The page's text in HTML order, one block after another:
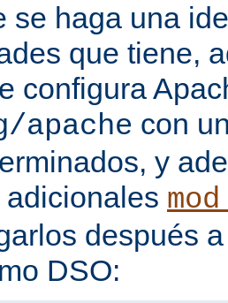
se haga una
que tiene,
configura
apache con
y
después
DSO: